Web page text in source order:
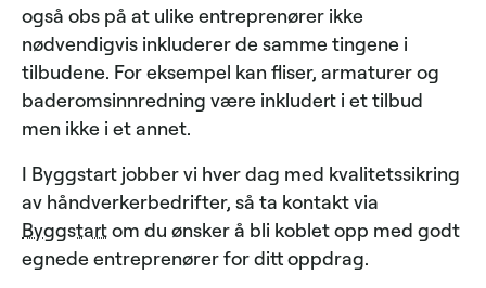
også obs på at ulike entreprenører ikke
nødvendigvis inkluderer de samme tingene i
tilbudene. For eksempel kan fliser, armaturer og
baderomsinnredning være inkludert i et tilbud
men ikke i et annet.
I Byggstart jobber vi hver dag med kvalitetssikring
av håndverkerbedrifter, så ta kontakt via
Byggstartom du ønsker å bli koblet opp med godt
egnede entreprenører for ditt oppdrag.